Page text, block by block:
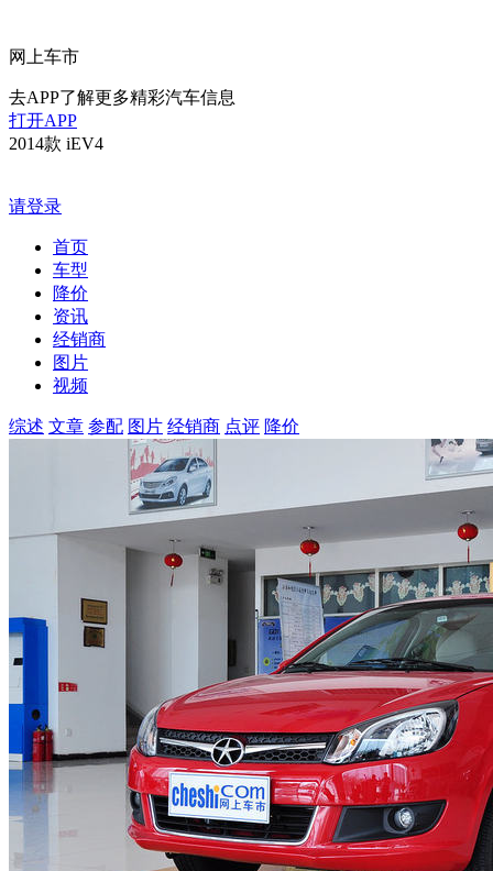
网上车市
去APP了解更多精彩汽车信息
打开APP
2014款 iEV4
请登录
首页
车型
降价
资讯
经销商
图片
视频
综述 文章 参配 图片 经销商 点评 降价